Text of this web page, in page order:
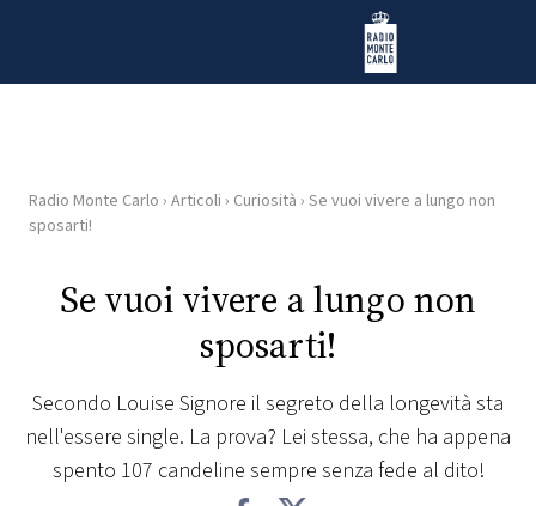
Radio Monte Carlo
HOME
RADIO
PLAYLIST
Radio Monte Carlo › Articoli › Curiosità › Se vuoi vivere a lungo non
sposarti!
Se vuoi vivere a lungo non
sposarti!
Secondo Louise Signore il segreto della longevità sta
nell'essere single. La prova? Lei stessa, che ha appena
spento 107 candeline sempre senza fede al dito!